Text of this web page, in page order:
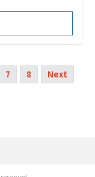
7 8
Next